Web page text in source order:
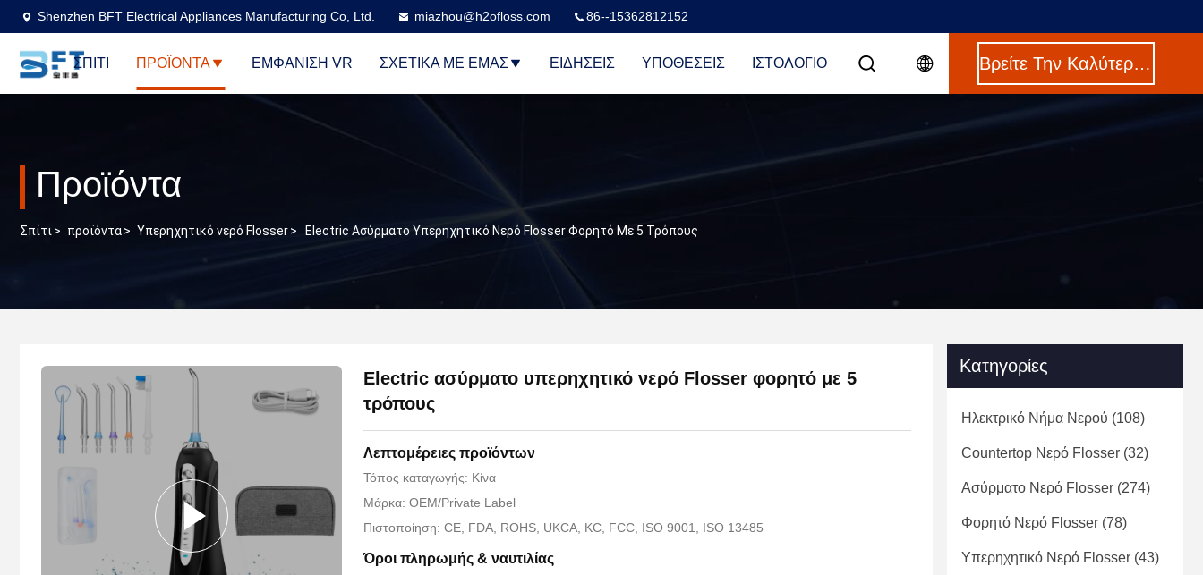
Shenzhen BFT Electrical Appliances Manufacturing Co, Ltd. miazhou@h2ofloss.com 86--15362812152
ΣΠΊΤΙ ΠΡΟΪΌΝΤΑ ΕΜΦΆΝΙΣΗ VR ΣΧΕΤΙΚΆ ΜΕ ΕΜΆΣ ΕΙΔΉΣΕΙΣ ΥΠΟΘΈΣΕΙΣ ΙΣΤΟΛΌΓΙΟ Βρείτε Την Καλύτερη Τιμή
Προϊόντα
Σπίτι> προϊόντα> Υπερηχητικό νερό Flosser> Electric Ασύρματο Υπερηχητικό Νερό Flosser Φορητό Με 5 Τρόπους
Electric ασύρματο υπερηχητικό νερό Flosser φορητό με 5
τρόπους
Λεπτομέρειες προϊόντων
Τόπος καταγωγής: Κίνα
Μάρκα: OEM/Private Label
Πιστοποίηση: CE, FDA, ROHS, UKCA, KC, FCC, ISO 9001, ISO 13485
Όροι πληρωμής & ναυτιλίας
Κατηγορίες
Ηλεκτρικό Νήμα Νερού (108)
Countertop Νερό Flosser (32)
Ασύρματο Νερό Flosser (274)
Φορητό Νερό Flosser (78)
Υπερηχητικό Νερό Flosser (43)